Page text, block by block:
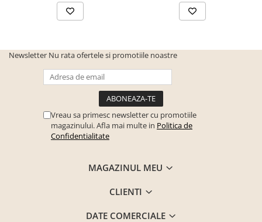
Seturi mobilier birou complet
Paturi supraetajate
COVOARE PUFOASE(SHAGGY)FIR
Banci gradina si terasa
Newsletter Nu rata ofertele si promotiile noastre
Vreau sa primesc newsletter cu promotiile
magazinului. Afla mai multe in Politica de
Confidentialitate
MAGAZINUL MEU
CLIENTI
DATE COMERCIALE